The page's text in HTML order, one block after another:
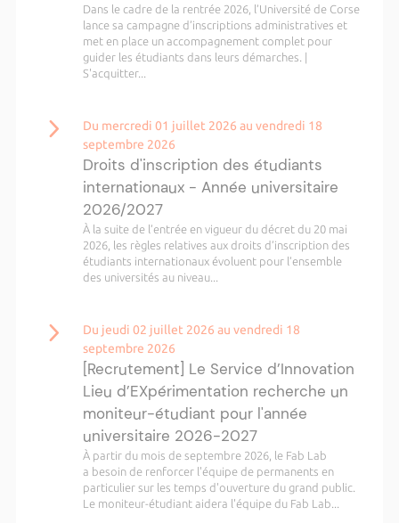
Dans le cadre de la rentrée 2026, l’Université de Corse
lance sa campagne d’inscriptions administratives et
met en place un accompagnement complet pour
guider les étudiants dans leurs démarches. |
S'acquitter...
Du mercredi 01 juillet 2026 au vendredi 18
septembre 2026
Droits d'inscription des étudiants
internationaux - Année universitaire
2026/2027
À la suite de l’entrée en vigueur du décret du 20 mai
2026, les règles relatives aux droits d’inscription des
étudiants internationaux évoluent pour l’ensemble
des universités au niveau...
Du jeudi 02 juillet 2026 au vendredi 18
septembre 2026
[Recrutement] Le Service d’Innovation
Lieu d’EXpérimentation recherche un
moniteur-étudiant pour l'année
universitaire 2026-2027
À partir du mois de septembre 2026, le Fab Lab
a besoin de renforcer l'équipe de permanents en
particulier sur les temps d'ouverture du grand public.
Le moniteur-étudiant aidera l'équipe du Fab Lab...